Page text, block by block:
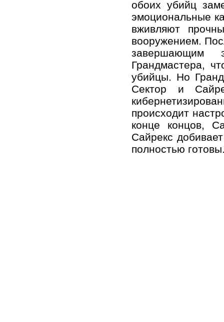
обоих убийц
эмоциональные
вживляют
вооружением.
завершающим
Грандмастера,
убийцы. Но
Сектор и
происходит
конце концов,
Сайрекс
полностью